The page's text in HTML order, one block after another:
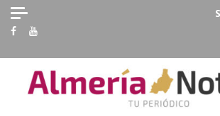
Skip
content
Facebook
Youtube